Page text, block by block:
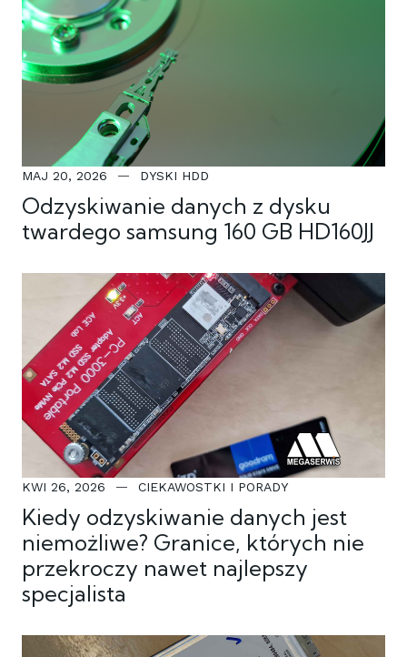
MAJ 20, 2026 DYSKI HDD
Odzyskiwanie danych z dysku
twardego samsung 160 GB HD160JJ
KWI 26, 2026 CIEKAWOSTKI I PORADY
Kiedy odzyskiwanie danych jest
niemożliwe? Granice, których nie
przekroczy nawet najlepszy
specjalista